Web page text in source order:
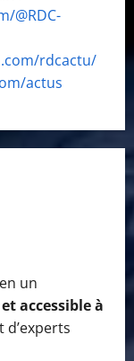
@RDC-
rdcactu/
actus
un
accessible à